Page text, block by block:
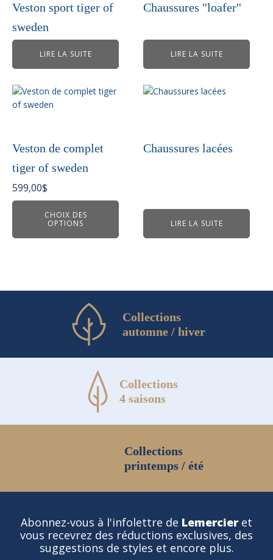
Veston sport tiger of
sweden
LIRE LA SUITE
Chaussures ''loafer''
LIRE LA SUITE
Veston de complet
tiger of sweden
599,00$
CHOIX DES
OPTIONS
Ce
produit
variations.
options
peuvent
être
la
Chaussures lacées
LIRE LA SUITE
Collections
automne / hiver
Collections
4 saisons
Collections
printemps / été
Abonnez-vous à l'infolettre de Lemercier et
vous recevrez des réductions exclusives, des
suggestions de styles et encore plus.